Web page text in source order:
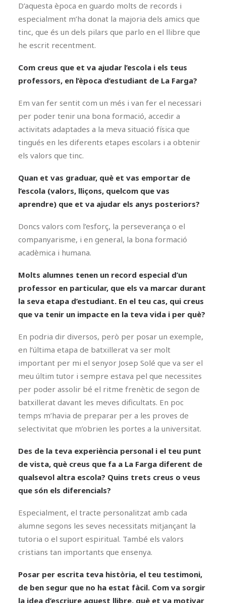
D’aquesta època en guardo molts de records i
especialment m’ha donat la majoria dels amics que
tinc, que és un dels pilars que parlo en el llibre que
he escrit recentment.
Com creus que et va ajudar l’escola i els teus
professors, en l’època d’estudiant de La Farga?
Em van fer sentit com un més i van fer el necessari
per poder tenir una bona formació, accedir a
activitats adaptades a la meva situació física que
tingués en les diferents etapes escolars i a obtenir
els valors que tinc.
Quan et vas graduar, què et vas emportar de
l’escola (valors, lliçons, quelcom que vas
aprendre) que et va ajudar els anys posteriors?
Doncs valors com l’esforç, la perseverança o el
companyarisme, i en general, la bona formació
acadèmica i humana.
Molts alumnes tenen un record especial d’un
professor en particular, que els va marcar durant
la seva etapa d’estudiant. En el teu cas, qui creus
que va tenir un impacte en la teva vida i per què?
En podria dir diversos, però per posar un exemple,
en l’última etapa de batxillerat va ser molt
important per mi el senyor Josep Solé que va ser el
meu últim tutor i sempre estava pel que necessites
per poder assolir bé el ritme frenètic de segon de
batxillerat davant les meves dificultats. En poc
temps m’havia de preparar per a les proves de
selectivitat que m’obrien les portes a la universitat.
Des de la teva experiència personal i el teu punt
de vista, què creus que fa a La Farga diferent de
qualsevol altra escola? Quins trets creus o veus
que són els diferencials?
Especialment, el tracte personalitzat amb cada
alumne segons les seves necessitats mitjançant la
tutoria o el suport espiritual. També els valors
cristians tan importants que ensenya.
Posar per escrita teva història, el teu testimoni,
de ben segur que no ha estat fàcil. Com va sorgir
la idea d’escriure aquest llibre, què et va motivar